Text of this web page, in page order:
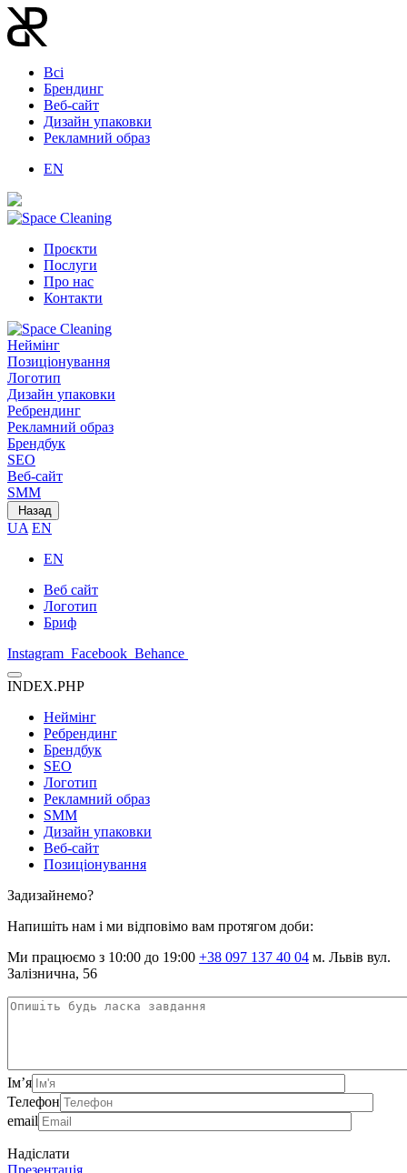
Всі
Брендинг
Веб-сайт
Дизайн упаковки
Рекламний образ
EN
Проєкти
Послуги
Про нас
Контакти
Неймінг
Позиціонування
Логотип
Дизайн упаковки
Ребрендинг
Рекламний образ
Брендбук
SEO
Веб-сайт
SMM
Назад
UA EN
EN
Веб сайт
Логотип
Бриф
Instagram Facebook Behance
INDEX.PHP
Неймінг
Ребрендинг
Брендбук
SEO
Логотип
Рекламний образ
SMM
Дизайн упаковки
Веб-сайт
Позиціонування
Задизайнемо?
Напишіть нам і ми відповімо вам протягом доби:
Ми працюємо з 10:00 до 19:00 +38 097 137 40 04 м. Львів вул.
Залізнична, 56
Ім’я
Телефон
email
Надіслати
Презентація